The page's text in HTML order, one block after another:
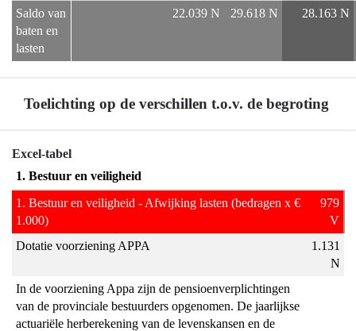
Saldo van
baten en
lasten
22.039 N 29.618 N 28.163 N
Toelichting op de verschillen t.o.v. de begroting
Terug
naar
navigatie
Programma
veiligheid
Excel-tabel
1. Bestuur en veiligheid
1. Bestuur en veiligheid - Afwijking lasten (bedragen x €
1.000)
979
V
Dotatie voorziening APPA
1.131
N
In de voorziening Appa zijn de pensioenverplichtingen
van de provinciale bestuurders opgenomen. De jaarlijkse
actuariële herberekening van de levenskansen en de